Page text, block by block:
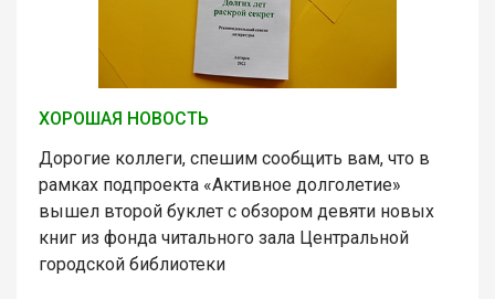
ХОРОШАЯ НОВОСТЬ
Дорогие коллеги, спешим сообщить вам, что в
рамках подпроекта «Активное долголетие»
вышел второй буклет с обзором девяти новых
книг из фонда читального зала Центральной
городской библиотеки